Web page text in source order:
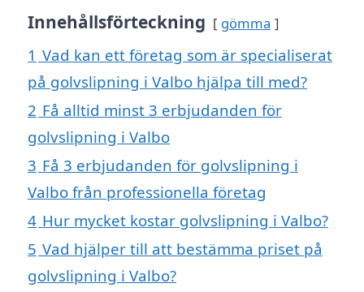
Innehållsförteckning gömma
1 Vad kan ett företag som är specialiserat
på golvslipning i Valbo hjälpa till med?
2 Få alltid minst 3 erbjudanden för
golvslipning i Valbo
3 Få 3 erbjudanden för golvslipning i
Valbo från professionella företag
4 Hur mycket kostar golvslipning i Valbo?
5 Vad hjälper till att bestämma priset på
golvslipning i Valbo?